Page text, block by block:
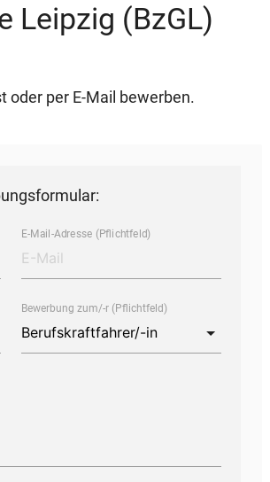
Leipzig (BzGL)
oder per E-Mail bewerben.
E-Mail-Adresse (Pflichtfeld)
Bewerbung zum/-r (Pflichtfeld)